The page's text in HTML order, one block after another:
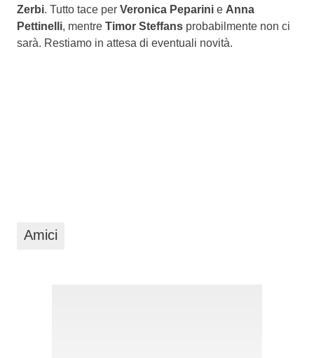
Zerbi. Tutto tace per Veronica Peparini e Anna
Pettinelli, mentre Timor Steffans probabilmente non ci
sarà. Restiamo in attesa di eventuali novità.
Amici